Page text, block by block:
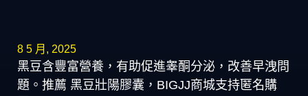
8 5 月, 2025
黑豆含豐富營養，有助促進睾酮分泌，改善早洩問
題。推薦 黑豆壯陽膠囊，BIGJJ商城支持匿名購